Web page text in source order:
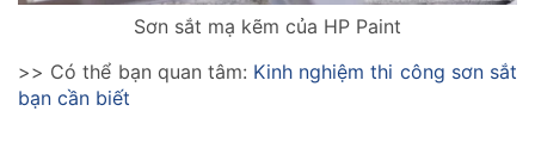
​Sơn sắt mạ kẽm của HP Paint
>> Có thể bạn quan tâm: Kinh nghiệm thi công sơn sắt
bạn cần biết